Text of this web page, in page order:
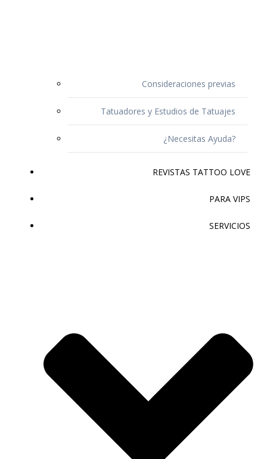
Consideraciones previas
Tatuadores y Estudios de Tatuajes
¿Necesitas Ayuda?
REVISTAS TATTOO LOVE
PARA VIPS
SERVICIOS